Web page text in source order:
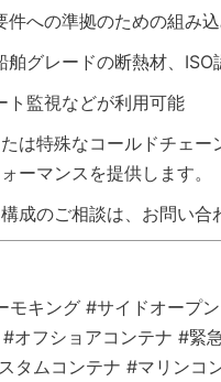
への準拠のための組み
グレードの断熱材、ISO
ト監視などが利用可能
は特殊なコールドチェ
ーマンスを提供します。
成のご相談は、お問い合
キング #サイドオープ
オフショアコンテナ #緊
タムコンテナ #マリンコ